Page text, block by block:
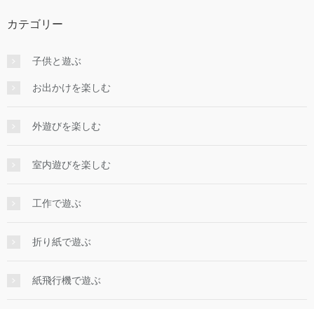
カテゴリー
子供と遊ぶ
お出かけを楽しむ
外遊びを楽しむ
室内遊びを楽しむ
工作で遊ぶ
折り紙で遊ぶ
紙飛行機で遊ぶ